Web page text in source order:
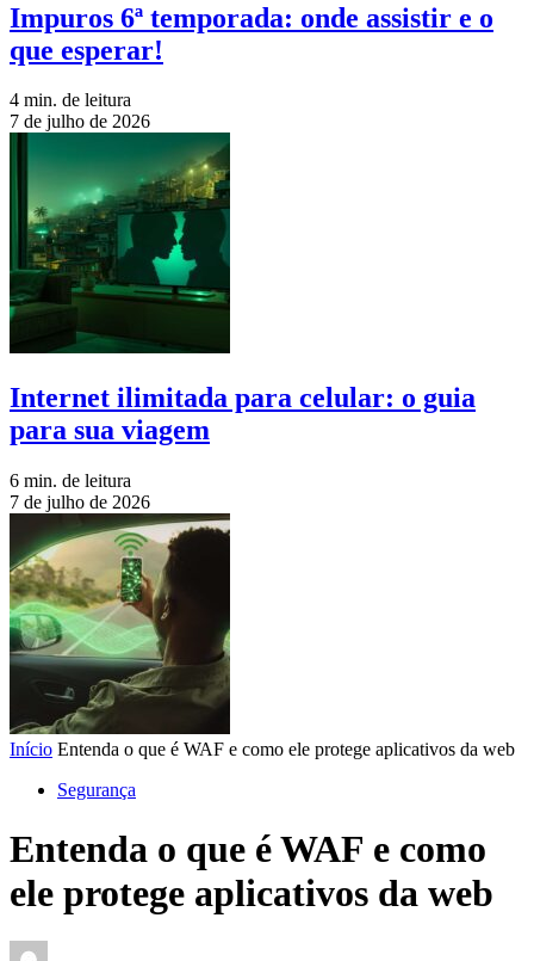
Impuros 6ª temporada: onde assistir e o
que esperar!
4 min. de leitura
7 de julho de 2026
Internet ilimitada para celular: o guia
para sua viagem
6 min. de leitura
7 de julho de 2026
Início Entenda o que é WAF e como ele protege aplicativos da web
Segurança
Entenda o que é WAF e como
ele protege aplicativos da web